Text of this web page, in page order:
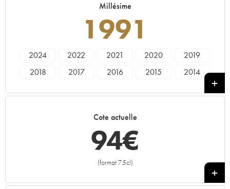
Millésime
1991
2024 2022 2021 2020
2019
2018
2017 2016 2015
2014
2001
1996
Cote actuelle
94€
(format 75cl)
+